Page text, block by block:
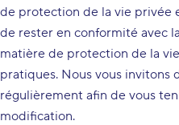
de protection de la vie privée
de rester en conformité avec
matière de protection de la
pratiques. Nous vous invitons
régulièrement afin de vous
modification.